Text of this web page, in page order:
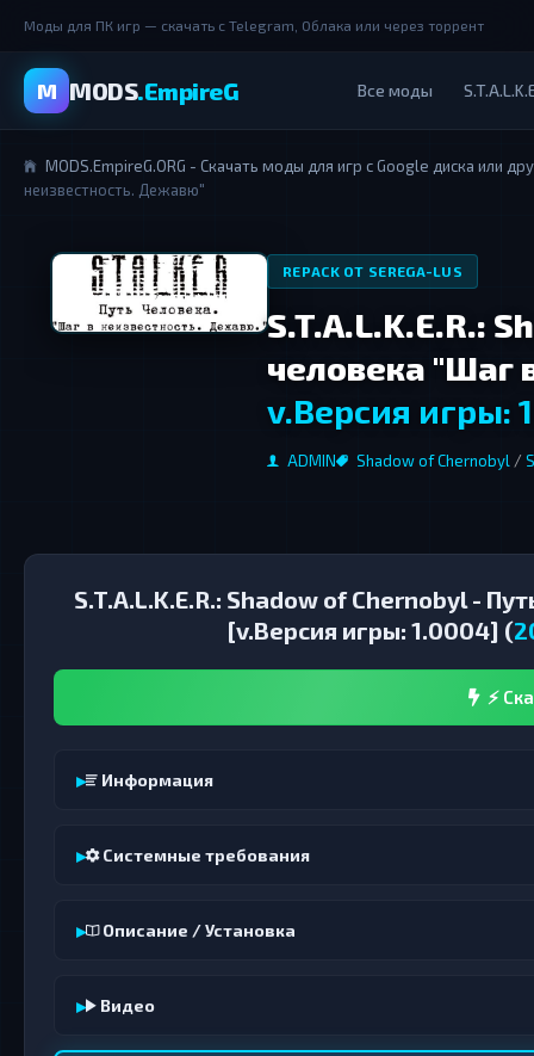
Моды для ПК игр — скачать с Telegram, Облака или через торрент
M MODS.EmpireG Все моды
MODS.EmpireG.ORG - Скачать моды для игр с Google диска или
неизвестность. Дежавю"
REPACK ОТ SEREGA-LUS
S.T.A.L.K.E.R.:
человека "Шаг
v.Версия игры:
ADMIN Shadow of Chernobyl /
S.T.A.L.K.E.R.: Shadow of Chernobyl -
[v.Версия игры: 1.0004] (
⚡
Информация
Системные требования
Описание / Установка
Видео